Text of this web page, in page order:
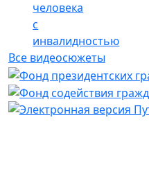
человека
с
инвалидностью
Все видеосюжеты